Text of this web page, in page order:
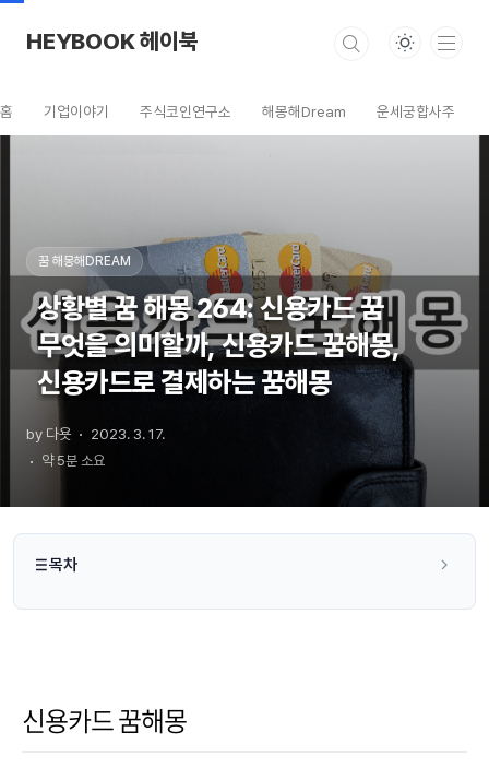
HEYBOOK 헤이북
홈 기업이야기 주식코인연구소 해몽해Dream 운세궁합사주
꿈 해몽해DREAM
상황별 꿈 해몽 264: 신용카드 꿈
무엇을 의미할까, 신용카드 꿈해몽,
신용카드로 결제하는 꿈해몽
by 다욧 2023. 3. 17.
약 5분 소요
목차
신용카드 꿈해몽